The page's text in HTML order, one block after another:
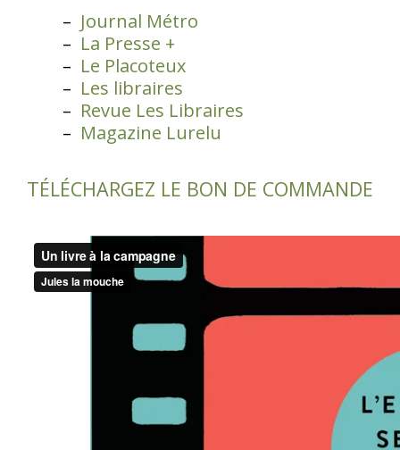
Journal Métro
La Presse +
Le Placoteux
Les libraires
Revue Les Libraires
Magazine Lurelu
TÉLÉCHARGEZ LE BON DE COMMANDE